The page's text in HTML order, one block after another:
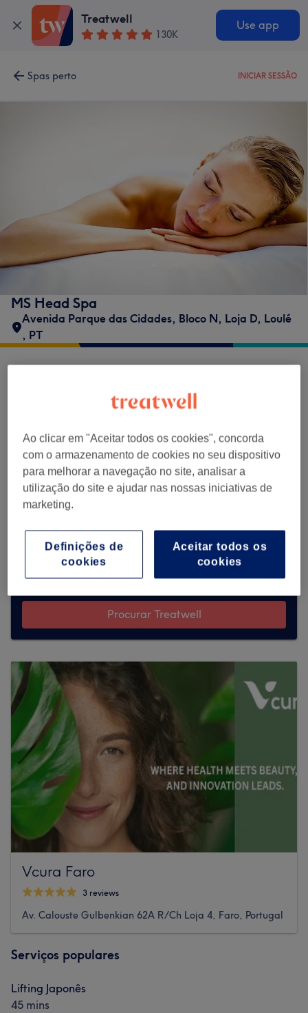
Treatwell
130K
Use app
Spas perto INICIAR SESSÃO
MS Head Spa
Avenida Parque das Cidades, Bloco N, Loja D, Loulé
, PT
através da Treatwell no momento. Utiliza a
explorar os salões disponíveis na tua zona.
Vais encontrar vários profissionais bem
avaliados prontos para te receber.
ti
Procurar Treatwell
Vcura Faro
3 reviews
Av. Calouste Gulbenkian 62A R/Ch Loja 4, Faro, Portugal
Serviços populares
Lifting Japonês
45 mins
Ao clicar em "Aceitar todos os cookies", concorda
com o armazenamento de cookies no seu dispositivo
para melhorar a navegação no site, analisar a
utilização do site e ajudar nas nossas iniciativas de
marketing.
Aceitar todos os
cookies
Definições de
cookies